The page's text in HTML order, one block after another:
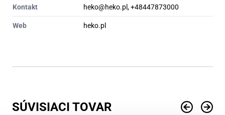
Kontakt heko@heko.pl, +48447873000
Web heko.pl
SÚVISIACI TOVAR